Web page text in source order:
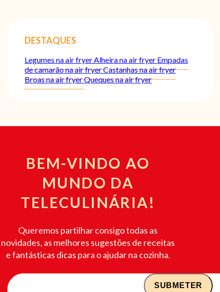
DESTAQUES
Legumes na air fryerAlheira na air fryer Empadas
de camarão na air fryerCastanhas na air fryer
Broas na air fryerQueques na air fryer
BEM-VINDO AO
MUNDO DA
TELECULINÁRIA!
Queremos partilhar consigo todas as
novidades, as melhores sugestões de receitas
e fantásticas dicas para o ajudar na cozinha.